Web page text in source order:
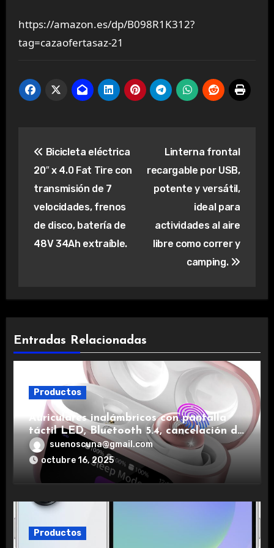
https://amazon.es/dp/B098R1K312?
tag=cazaofertasaz-21
de
entradas
Bicicleta eléctrica
20″ x 4.0 Fat Tire con
transmisión de 7
velocidades, frenos
de disco, batería de
48V 34Ah extraíble.
Linterna frontal
recargable por USB,
potente y versátil,
ideal para
actividades al aire
libre como correr y
camping.
Entradas Relacionadas
Productos
Auriculares inalámbricos con pantalla
táctil LED, Bluetooth 5.4, cancelación de
ruido, impermeables y de larga duración.
suenoscuna@gmail.com
octubre 16, 2025
Productos